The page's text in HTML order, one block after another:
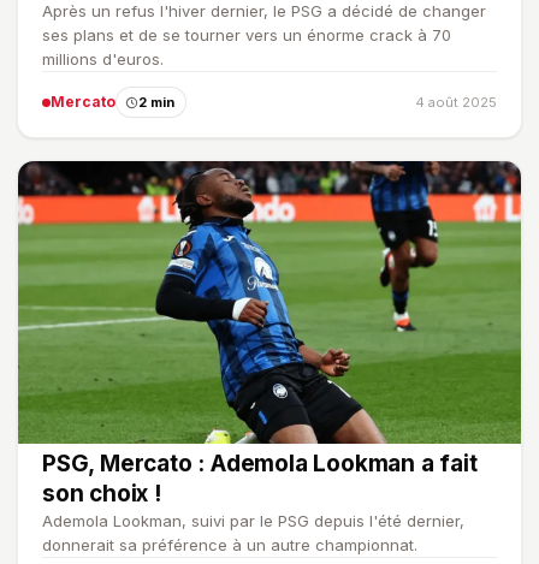
Après un refus l'hiver dernier, le PSG a décidé de changer
ses plans et de se tourner vers un énorme crack à 70
millions d'euros.
Mercato 2 min 4 août 2025
PSG, Mercato : Ademola Lookman a fait
son choix !
Ademola Lookman, suivi par le PSG depuis l'été dernier,
donnerait sa préférence à un autre championnat.